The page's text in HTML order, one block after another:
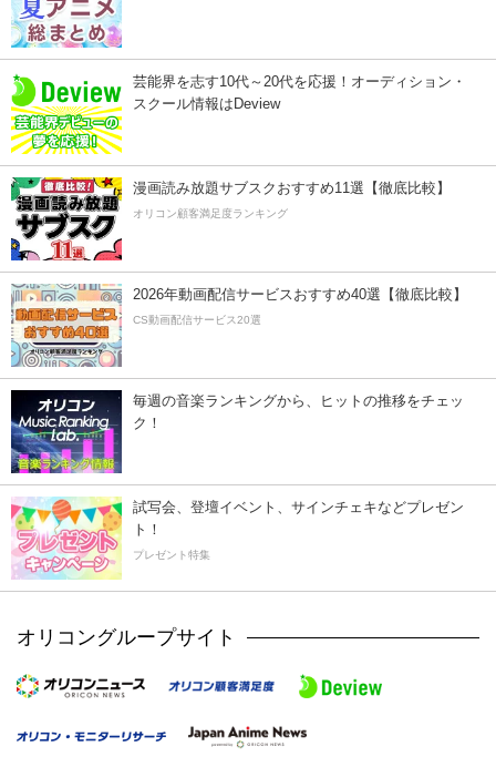
芸能界を志す10代～20代を応援！オーディション・
スクール情報はDeview
漫画読み放題サブスクおすすめ11選【徹底比較】
オリコン顧客満足度ランキング
2026年動画配信サービスおすすめ40選【徹底比較】
CS動画配信サービス20選
毎週の音楽ランキングから、ヒットの推移をチェッ
ク！
試写会、登壇イベント、サインチェキなどプレゼン
ト！
プレゼント特集
オリコングループサイト